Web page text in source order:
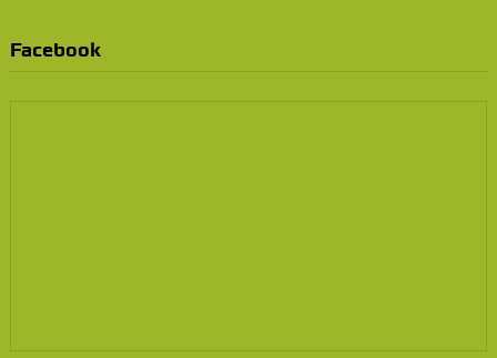
Facebook